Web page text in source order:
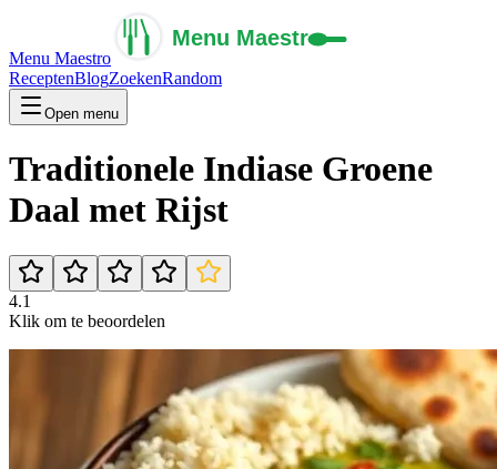
Menu Maestro
ReceptenBlogZoekenRandom
Open menu
Traditionele Indiase Groene
Daal met Rijst
4.1
Klik om te beoordelen